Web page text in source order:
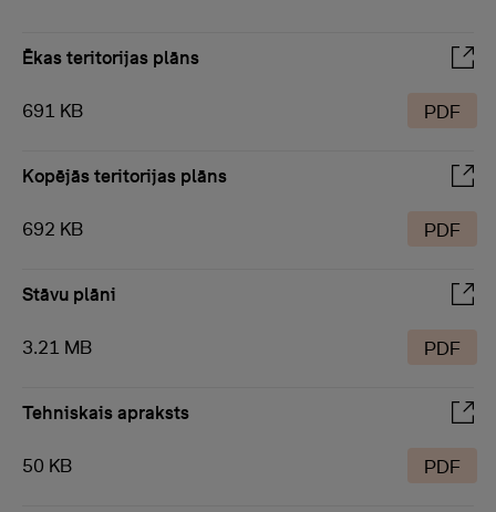
Ēkas teritorijas plāns
691 KB PDF
Kopējās teritorijas plāns
692 KB PDF
Stāvu plāni
3.21 MB PDF
Tehniskais apraksts
50 KB PDF